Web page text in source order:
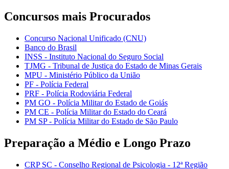
Concursos mais Procurados
Concurso Nacional Unificado (CNU)
Banco do Brasil
INSS - Instituto Nacional do Seguro Social
TJMG - Tribunal de Justiça do Estado de Minas Gerais
MPU - Ministério Público da União
PF - Polícia Federal
PRF - Polícia Rodoviária Federal
PM GO - Polícia Militar do Estado de Goiás
PM CE - Polícia Militar do Estado do Ceará
PM SP - Polícia Militar do Estado de São Paulo
Preparação a Médio e Longo Prazo
CRP SC - Conselho Regional de Psicologia - 12ª Região